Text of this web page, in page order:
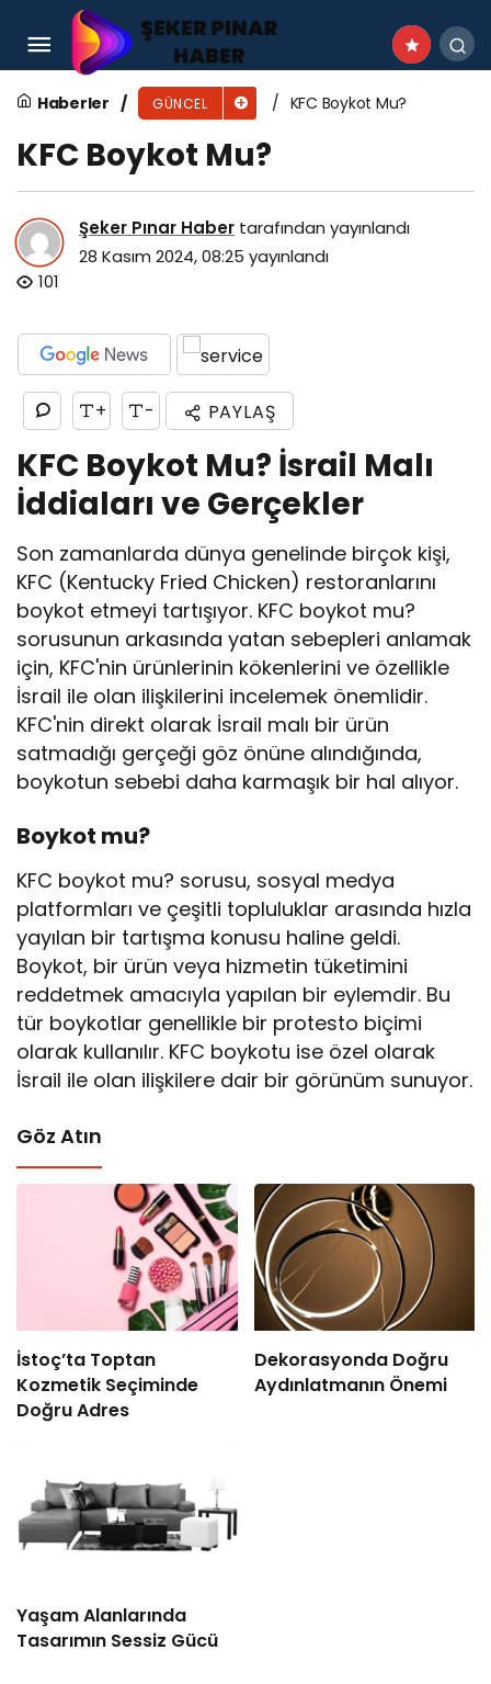
Haberler GÜNCEL KFC Boykot Mu?
KFC Boykot Mu?
Şeker Pınar Haber tarafından yayınlandı
28 Kasım 2024, 08:25 yayınlandı
101
+ - PAYLAŞ
KFC Boykot Mu? İsrail Malı
İddiaları ve Gerçekler
Son zamanlarda dünya genelinde birçok kişi,
KFC (Kentucky Fried Chicken) restoranlarını
boykot etmeyi tartışıyor. KFC boykot mu?
sorusunun arkasında yatan sebepleri anlamak
için, KFC'nin ürünlerinin kökenlerini ve özellikle
İsrail ile olan ilişkilerini incelemek önemlidir.
KFC'nin direkt olarak İsrail malı bir ürün
satmadığı gerçeği göz önüne alındığında,
boykotun sebebi daha karmaşık bir hal alıyor.
Boykot mu?
KFC boykot mu? sorusu, sosyal medya
platformları ve çeşitli topluluklar arasında hızla
yayılan bir tartışma konusu haline geldi.
Boykot, bir ürün veya hizmetin tüketimini
reddetmek amacıyla yapılan bir eylemdir. Bu
tür boykotlar genellikle bir protesto biçimi
olarak kullanılır. KFC boykotu ise özel olarak
İsrail ile olan ilişkilere dair bir görünüm sunuyor.
Göz Atın
İstoç’ta Toptan
Kozmetik Seçiminde
Doğru Adres
Dekorasyonda Doğru
Aydınlatmanın Önemi
Yaşam Alanlarında
Tasarımın Sessiz Gücü
Knorr Boykot Mu?